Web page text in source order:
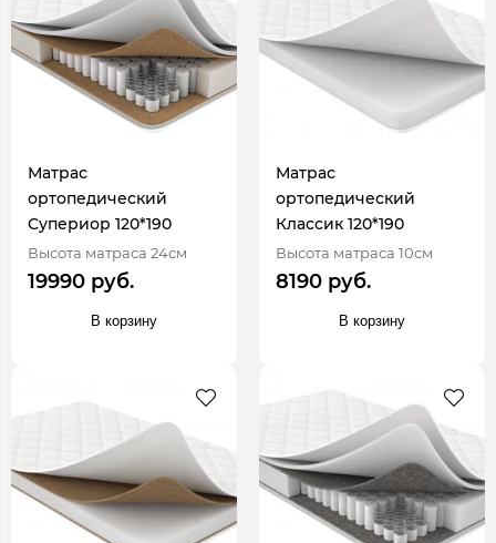
Матрас
ортопедический
Супериор 120*190
Высота матраса 24см
19990 руб.
В корзину
Матрас
ортопедический
Классик 120*190
Высота матраса 10см
8190 руб.
В корзину